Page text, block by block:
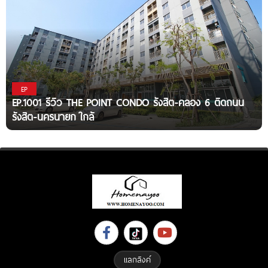
EP
EP.1001 รีวิว THE POINT CONDO รังสิต-คลอง 6 ติดถนน
รังสิต-นครนายก ใกล้
แลกลิงค์